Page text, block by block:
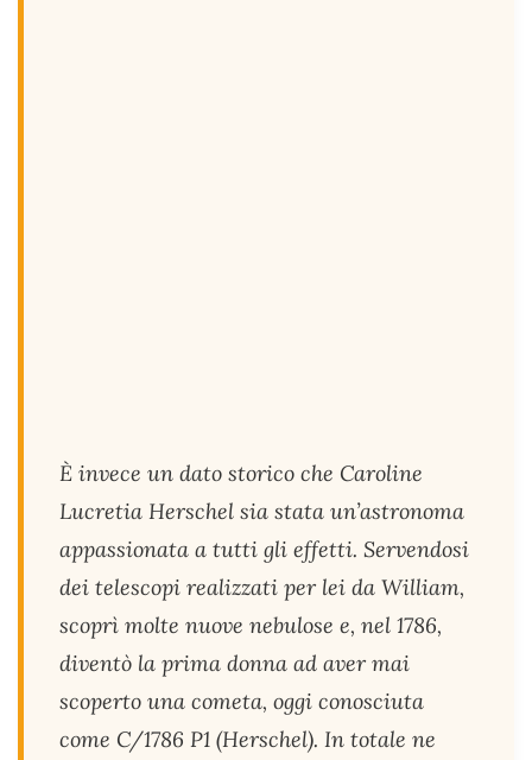
È invece un dato storico che Caroline
Lucretia Herschel sia stata un’astronoma
appassionata a tutti gli effetti. Servendosi
dei telescopi realizzati per lei da William,
scoprì molte nuove nebulose e, nel 1786,
diventò la prima donna ad aver mai
scoperto una cometa, oggi conosciuta
come C/1786 P1 (Herschel). In totale ne